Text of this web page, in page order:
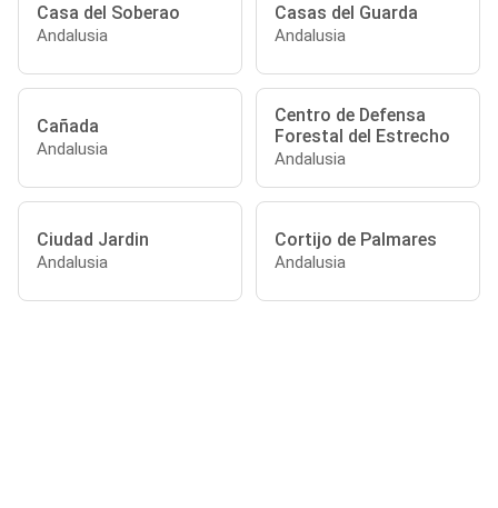
Casa del Soberao
Andalusia
Casas del Guarda
Andalusia
Cañada
Andalusia
Centro de Defensa
Forestal del Estrecho
Andalusia
Ciudad Jardin
Andalusia
Cortijo de Palmares
Andalusia